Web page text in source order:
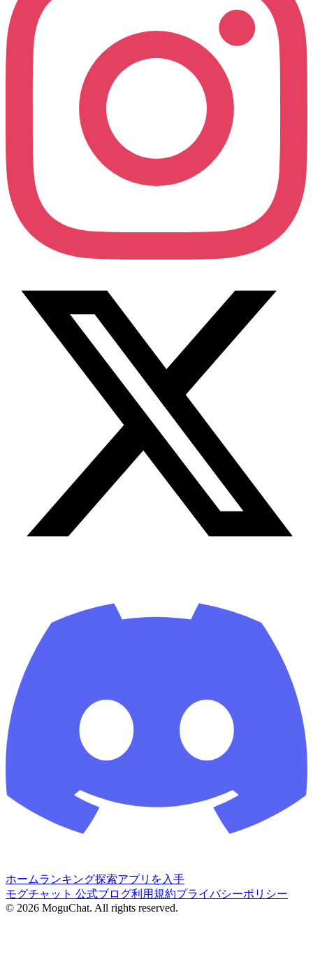
ホームランキング探索アプリを入手
モグチャット 公式ブログ利用規約プライバシーポリシー
© 2026 MoguChat. All rights reserved.